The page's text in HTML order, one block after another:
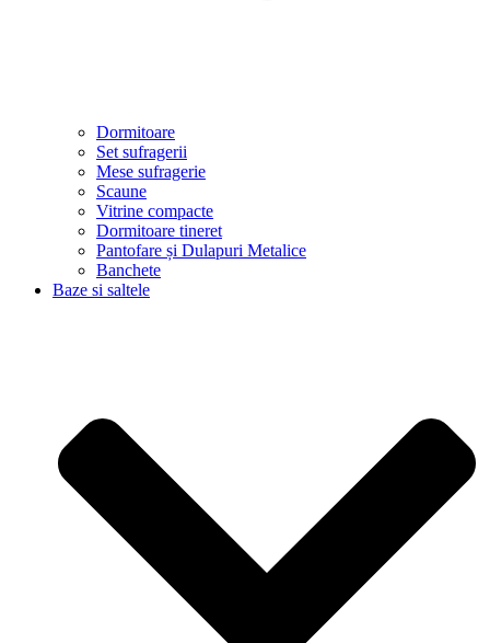
Dormitoare
Set sufragerii
Mese sufragerie
Scaune
Vitrine compacte
Dormitoare tineret
Pantofare și Dulapuri Metalice
Banchete
Baze si saltele